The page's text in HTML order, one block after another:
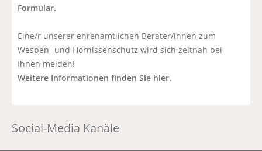
Formular.
Eine/r unserer ehrenamtlichen Berater/innen zum
Wespen- und Hornissenschutz wird sich zeitnah bei
Ihnen melden!
Weitere Informationen finden Sie hier.
Social-Media Kanäle